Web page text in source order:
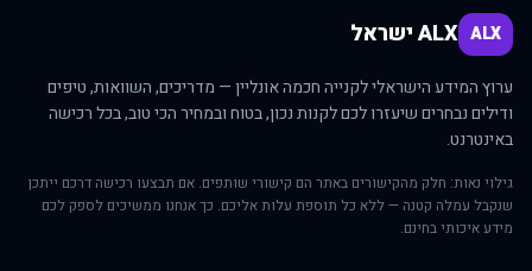
ALX ALX ישראל
ערוץ המידע הישראלי לקנייה חכמה אונליין — מדריכים, השוואות, טיפים
ודילים נבחרים שיעזרו לכם לקנות נכון, בטוח ובמחיר הכי טוב, בכל רכישה
באינטרנט.
גילוי נאות: חלק מהקישורים באתר הם קישורי שותפים. אם תבצעו רכישה דרכם ייתכן
שנקבל עמלה קטנה — ללא כל תוספת עלות אליכם. כך אנחנו ממשיכים לספק לכם
מידע איכותי בחינם.